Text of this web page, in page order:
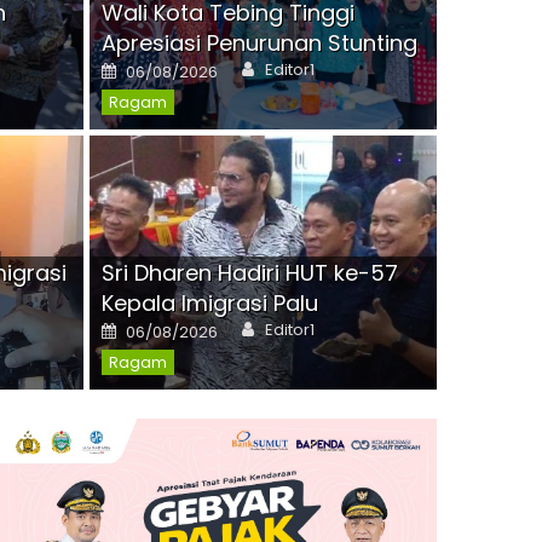
Apresiasi Penurunan
Comment(0)
Wali Kota Tebing Tinggi
Apresiasi Penurunan Stunting
Posted
on
06/08/2026 Author
Editor1
Ragam
Sri Dharen Hadiri HUT ke-57
Kepala Imigrasi Palu
Posted
on
06/08/2026 Author
Editor1
Ragam